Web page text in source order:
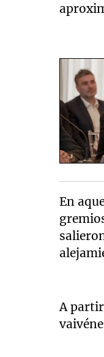
En
A